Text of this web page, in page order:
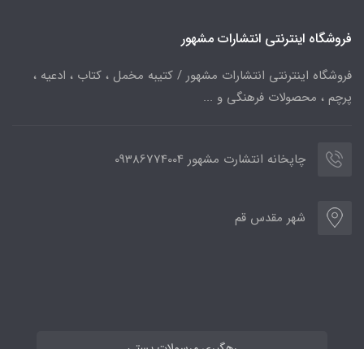
فروشگاه اینترنتی انتشارات مشهور
فروشگاه اینترنتی انتشارات مشهور / کتیبه مخمل ، کتاب ، ادعیه ،
پرچم ، محصولات فرهنگی و ...
چاپخانه انتشارت مشهور 09386774004
شهر مقدس قم